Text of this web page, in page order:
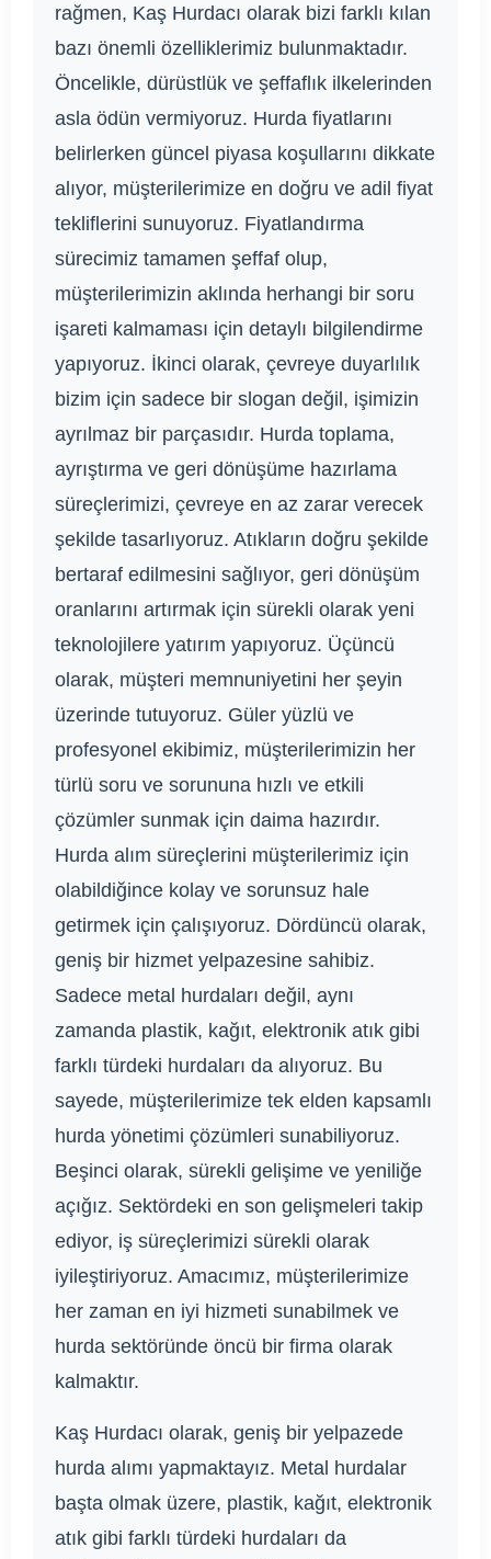
rağmen, Kaş Hurdacı olarak bizi farklı kılan
bazı önemli özelliklerimiz bulunmaktadır.
Öncelikle, dürüstlük ve şeffaflık ilkelerinden
asla ödün vermiyoruz. Hurda fiyatlarını
belirlerken güncel piyasa koşullarını dikkate
alıyor, müşterilerimize en doğru ve adil fiyat
tekliflerini sunuyoruz. Fiyatlandırma
sürecimiz tamamen şeffaf olup,
müşterilerimizin aklında herhangi bir soru
işareti kalmaması için detaylı bilgilendirme
yapıyoruz. İkinci olarak, çevreye duyarlılık
bizim için sadece bir slogan değil, işimizin
ayrılmaz bir parçasıdır. Hurda toplama,
ayrıştırma ve geri dönüşüme hazırlama
süreçlerimizi, çevreye en az zarar verecek
şekilde tasarlıyoruz. Atıkların doğru şekilde
bertaraf edilmesini sağlıyor, geri dönüşüm
oranlarını artırmak için sürekli olarak yeni
teknolojilere yatırım yapıyoruz. Üçüncü
olarak, müşteri memnuniyetini her şeyin
üzerinde tutuyoruz. Güler yüzlü ve
profesyonel ekibimiz, müşterilerimizin her
türlü soru ve sorununa hızlı ve etkili
çözümler sunmak için daima hazırdır.
Hurda alım süreçlerini müşterilerimiz için
olabildiğince kolay ve sorunsuz hale
getirmek için çalışıyoruz. Dördüncü olarak,
geniş bir hizmet yelpazesine sahibiz.
Sadece metal hurdaları değil, aynı
zamanda plastik, kağıt, elektronik atık gibi
farklı türdeki hurdaları da alıyoruz. Bu
sayede, müşterilerimize tek elden kapsamlı
hurda yönetimi çözümleri sunabiliyoruz.
Beşinci olarak, sürekli gelişime ve yeniliğe
açığız. Sektördeki en son gelişmeleri takip
ediyor, iş süreçlerimizi sürekli olarak
iyileştiriyoruz. Amacımız, müşterilerimize
her zaman en iyi hizmeti sunabilmek ve
hurda sektöründe öncü bir firma olarak
kalmaktır.
Kaş Hurdacı olarak, geniş bir yelpazede
hurda alımı yapmaktayız. Metal hurdalar
başta olmak üzere, plastik, kağıt, elektronik
atık gibi farklı türdeki hurdaları da